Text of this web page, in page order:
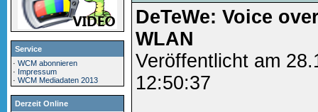
Service
·WCM abonnieren
· Impressum
·WCM Mediadaten 2013
Derzeit Online
DeTeWe: Voice
WLAN
Veröffentlicht am
12:50:37